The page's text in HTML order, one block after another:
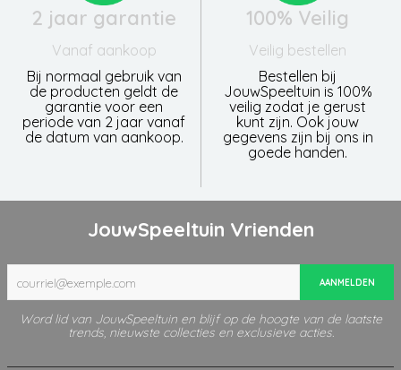
2 jaar garantie
Vanaf aankoop
Bij normaal gebruik van
de producten geldt de
garantie voor een
periode van 2 jaar vanaf
de datum van aankoop.
100% Veilig
Veilig bestellen
Bestellen bij
JouwSpeeltuin is 100%
veilig zodat je gerust
kunt zijn. Ook jouw
gegevens zijn bij ons in
goede handen.
JouwSpeeltuin Vrienden
AANMELDEN
Word lid van JouwSpeeltuin en blijf op de hoogte van de laatste
trends, nieuwste collecties en exclusieve acties.